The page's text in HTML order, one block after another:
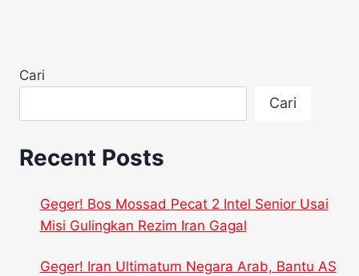
Cari
Cari
Recent Posts
Geger! Bos Mossad Pecat 2 Intel Senior Usai
Misi Gulingkan Rezim Iran Gagal
Geger! Iran Ultimatum Negara Arab, Bantu AS